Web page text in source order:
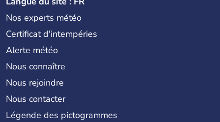
Nos experts météo
Certificat d'intempéries
Alerte météo
Nous connaître
Nous rejoindre
Nous contacter
Légende des pictogrammes